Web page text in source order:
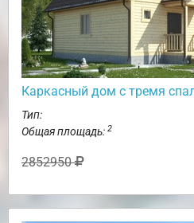
Каркасный дом с тремя
Тип:
Общая площадь: 2
2852950